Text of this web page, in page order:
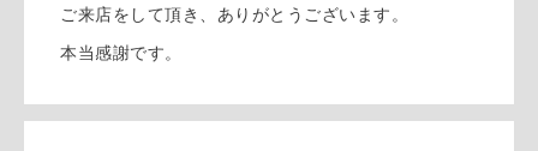
ご来店をして頂き、ありがとうございます。
本当感謝です。